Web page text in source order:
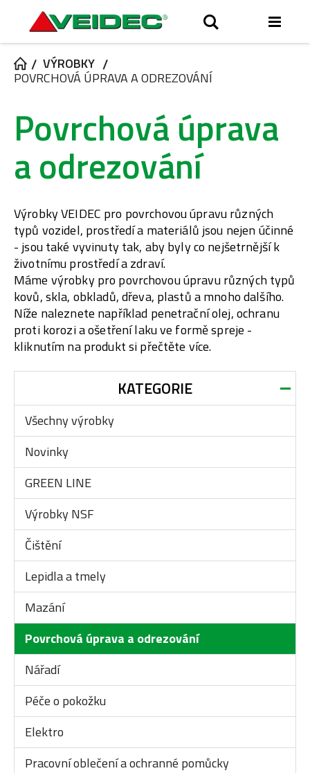
VÝROBKY
POVRCHOVÁ ÚPRAVA A ODREZOVÁNÍ
Povrchová úprava
a odrezování
Výrobky VEIDEC pro povrchovou úpravu různých
typů vozidel, prostředí a materiálů jsou nejen účinné
- jsou také vyvinuty tak, aby byly co nejšetrnější k
životnímu prostředí a zdraví.
Máme výrobky pro povrchovou úpravu různých typů
kovů, skla, obkladů, dřeva, plastů a mnoho dalšího.
Níže naleznete například penetrační olej, ochranu
proti korozi a ošetření laku ve formě spreje -
kliknutím na produkt si přečtěte více.
KATEGORIE
Všechny výrobky
Novinky
GREEN LINE
Výrobky NSF
Čištění
Lepidla a tmely
Mazání
Povrchová úprava a odrezování
Nářadí
Péče o pokožku
Elektro
Pracovní oblečení a ochranné pomůcky